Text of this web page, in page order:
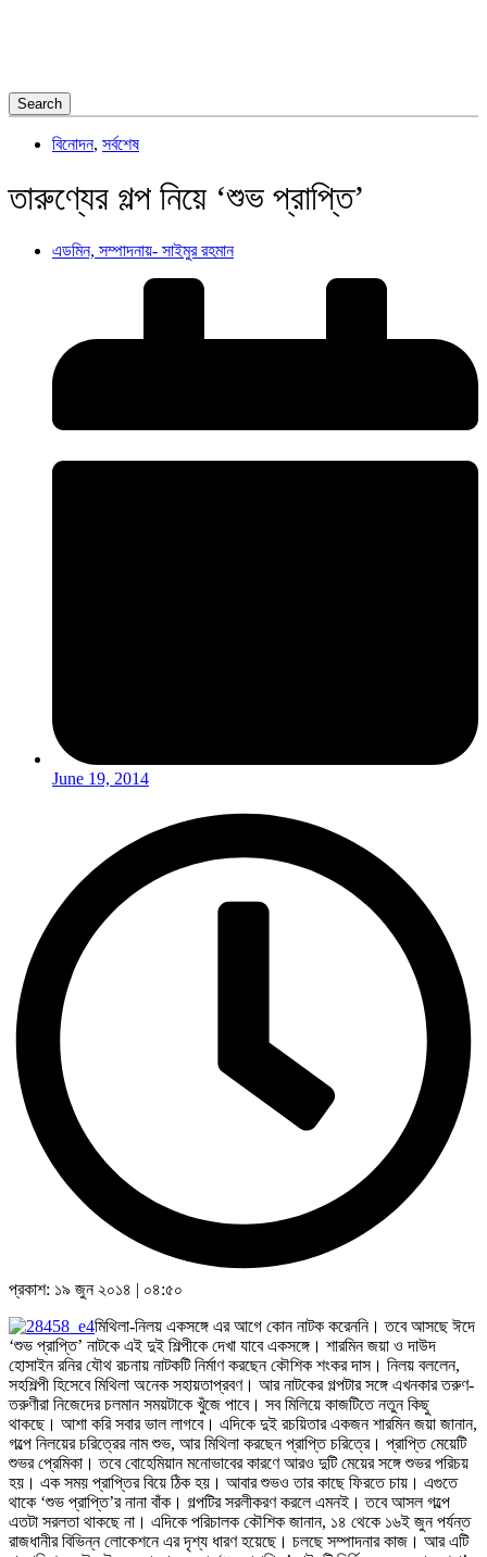
Search
বিনোদন, সর্বশেষ
তারুণ্যের গল্প নিয়ে ‘শুভ প্রাপ্তি’
এডমিন, সম্পাদনায়- সাইমুর রহমান
June 19, 2014
প্রকাশ: ১৯ জুন ২০১৪ | ০৪:৫০
মিথিলা-নিলয় একসঙ্গে এর আগে কোন নাটক করেননি। তবে আসছে ঈদে
‘শুভ প্রাপ্তি’ নাটকে এই দুই শিল্পীকে দেখা যাবে একসঙ্গে। শারমিন জয়া ও দাউদ
হোসাইন রনির যৌথ রচনায় নাটকটি নির্মাণ করছেন কৌশিক শংকর দাস। নিলয় বললেন,
সহশিল্পী হিসেবে মিথিলা অনেক সহায়তাপ্রবণ। আর নাটকের গল্পটার সঙ্গে এখনকার তরুণ-
তরুণীরা নিজেদের চলমান সময়টাকে খুঁজে পাবে। সব মিলিয়ে কাজটিতে নতুন কিছু
থাকছে। আশা করি সবার ভাল লাগবে। এদিকে দুই রচয়িতার একজন শারমিন জয়া জানান,
গল্পে নিলয়ের চরিত্রের নাম শুভ, আর মিথিলা করছেন প্রাপ্তি চরিত্রে। প্রাপ্তি মেয়েটি
শুভর প্রেমিকা। তবে বোহেমিয়ান মনোভাবের কারণে আরও দুটি মেয়ের সঙ্গে শুভর পরিচয়
হয়। এক সময় প্রাপ্তির বিয়ে ঠিক হয়। আবার শুভও তার কাছে ফিরতে চায়। এগুতে
থাকে ‘শুভ প্রাপ্তি’র নানা বাঁক। গল্পটির সরলীকরণ করলে এমনই। তবে আসল গল্পে
এতটা সরলতা থাকছে না। এদিকে পরিচালক কৌশিক জানান, ১৪ থেকে ১৬ই জুন পর্যন্ত
রাজধানীর বিভিন্ন লোকেশনে এর দৃশ্য ধারণ হয়েছে। চলছে সম্পাদনার কাজ। আর এটি